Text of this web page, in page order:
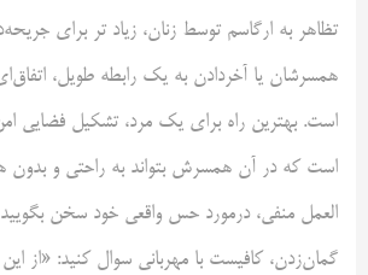
تظاهر به ارگاسم توسط زنان، زیاد تر برای
همسرشان یا آخر‌دادن به یک رابطه طویل،
است. بهترین راه برای یک مرد، تشکیل فضایی
است که در آن همسرش بتواند به راحتی و
العمل منفی، درمورد حس واقعی خود سخن
گمان‌زدن، کافیست با مهربانی سوال کنید: «از